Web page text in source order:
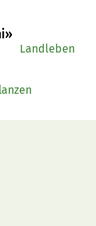
im
Landleben